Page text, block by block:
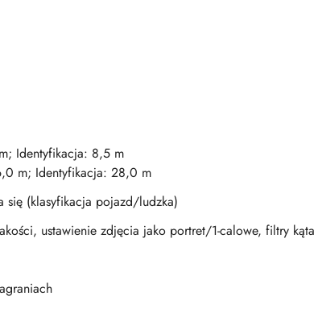
Identyfikacja: 8,5 m
m; Identyfikacja: 28,0 m
się (klasyfikacja pojazd/ludzka)
ustawienie zdjęcia jako portret/1-calowe, filtry kąta